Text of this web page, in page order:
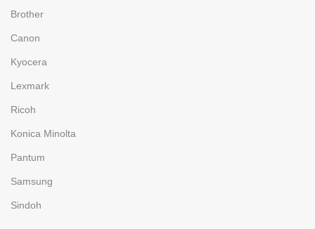
Brother
Canon
Kyocera
Lexmark
Ricoh
Konica Minolta
Pantum
Samsung
Sindoh